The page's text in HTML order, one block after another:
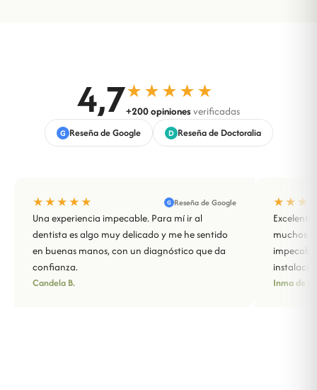
4,7★★★★★
+200 opiniones verificadas
G Reseña de Google D Reseña de Doctoralia
★★★★★ G Reseña de Google
Una experiencia impecable. Para mí ir al
dentista es algo muy delicado y me he sentido
en buenas manos, con un diagnóstico que da
confianza.
Candela B.
muchos
Inma de